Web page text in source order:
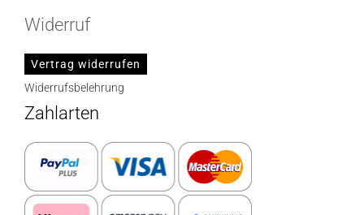
Widerruf
Vertrag widerrufen
Widerrufsbelehrung
Zahlarten